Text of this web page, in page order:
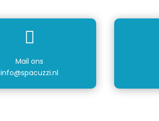

Mail ons
info@spacuzzi.nl